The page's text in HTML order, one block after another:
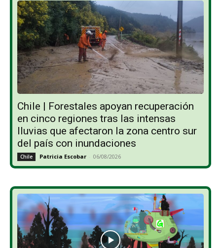
Chile | Forestales apoyan recuperación
en cinco regiones tras las intensas
lluvias que afectaron la zona centro sur
del país con inundaciones
Chile Patricia Escobar - 06/08/2026